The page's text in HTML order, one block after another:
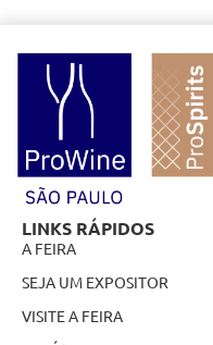
LINKS RÁPIDOS
A FEIRA
SEJA UM EXPOSITOR
VISITE A FEIRA